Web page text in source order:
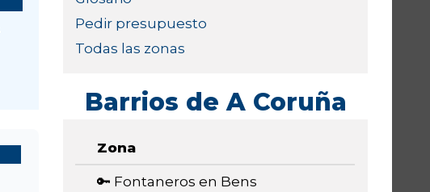
Pedir presupuesto
Todas las zonas
Barrios de A Coruña
Zona
🔑 Fontaneros en Bens